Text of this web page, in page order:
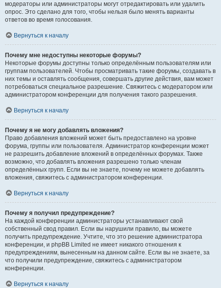
модераторы или администраторы могут отредактировать или удалить
опрос. Это сделано для того, чтобы нельзя было менять варианты
ответов во время голосования.
Вернуться к началу
Почему мне недоступны некоторые форумы?
Некоторые форумы доступны только определённым пользователям или
группам пользователей. Чтобы просматривать такие форумы, создавать в
них темы и оставлять сообщения, совершать другие действия, вам может
потребоваться специальное разрешение. Свяжитесь с модератором или
администратором конференции для получения такого разрешения.
Вернуться к началу
Почему я не могу добавлять вложения?
Право добавления вложений может быть предоставлено на уровне
форума, группы или пользователя. Администратор конференции может
не разрешить добавление вложений в определённых форумах. Также
возможно, что добавлять вложения разрешено только членам
определённых групп. Если вы не знаете, почему не можете добавлять
вложения, свяжитесь с администратором конференции.
Вернуться к началу
Почему я получил предупреждение?
На каждой конференции администраторы устанавливают свой
собственный свод правил. Если вы нарушили правило, вы можете
получить предупреждение. Учтите, что это решение администратора
конференции, и phpBB Limited не имеет никакого отношения к
предупреждениям, вынесенным на данном сайте. Если вы не знаете, за
что получили предупреждение, свяжитесь с администратором
конференции.
Вернуться к началу